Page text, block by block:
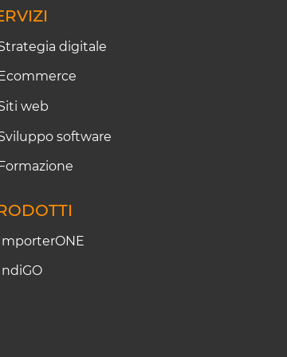
digitale
Ecommerce
web
software
Formazione
IndiGO